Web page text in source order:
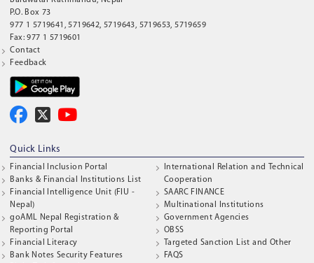
P.O. Box 73
977 1 5719641, 5719642, 5719643, 5719653, 5719659
Fax: 977 1 5719601
Contact
Feedback
Quick Links
Financial Inclusion Portal
Banks & Financial Institutions List
Financial Intelligence Unit (FIU -
Nepal)
goAML Nepal Registration &
Reporting Portal
Financial Literacy
Bank Notes Security Features
International Relation and Technical
Cooperation
SAARC FINANCE
Multinational Institutions
Government Agencies
OBSS
Targeted Sanction List and Other
FAQS